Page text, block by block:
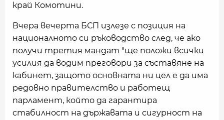
край Комотини.
Вчера вечерта БСП излезе с позиция на
националното си ръководство след, че ако
получи третия мандат "ще положи всички
усилия да водим преговори за съставяне на
кабинет, защото основната ни цел е да има
редовно правителство и работещ
парламент, който да гарантира
стабилност на държавата и сигурност на